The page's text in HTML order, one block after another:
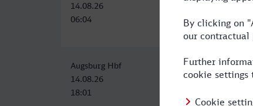
14.08.26
06:04
14.08.26
09:36
Augsburg Hbf
14.08.26
18:01
Offenbach (Main) Hbf
14.08.26